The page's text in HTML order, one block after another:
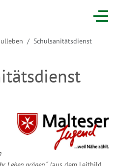
Schulsanitätsdienst